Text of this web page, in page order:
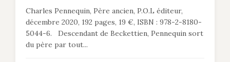
Charles Pennequin, Père ancien, P.O.L éditeur,
décembre 2020, 192 pages, 19 €, ISBN : 978-2-8180-
5044-6. Descendant de Beckettien, Pennequin sort
du père par tout...